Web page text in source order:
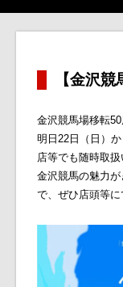
【金沢
金沢競馬場移転
明日22日（日）
店等でも随時取扱
金沢競馬の魅力
で、ぜひ店頭等に